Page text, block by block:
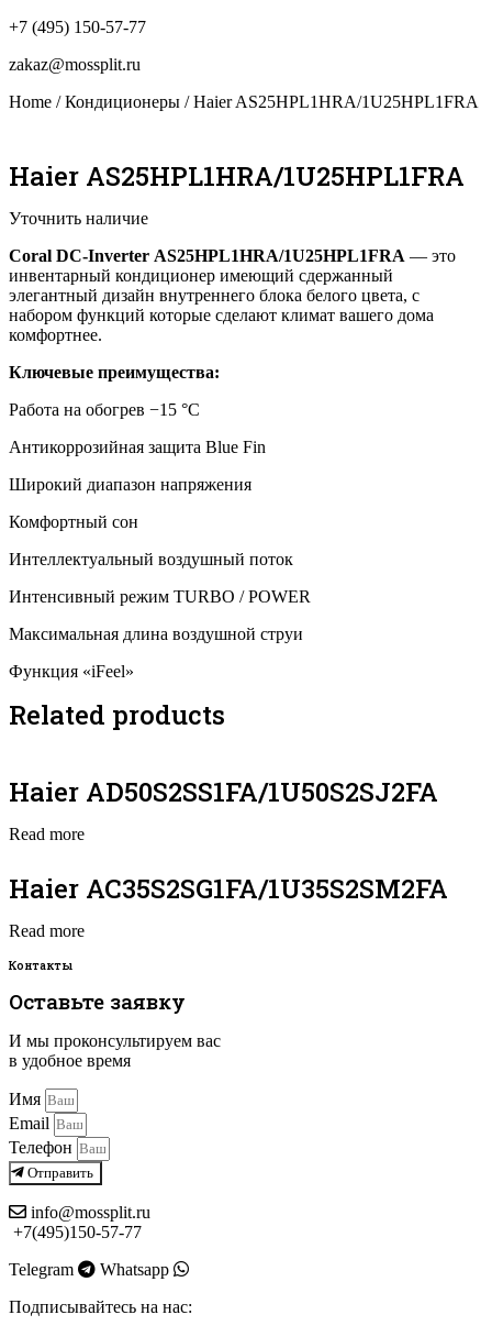
+7 (495) 150-57-77
zakaz@mossplit.ru
Home /Кондиционеры / Haier AS25HPL1HRA/1U25HPL1FRA
Haier AS25HPL1HRA/1U25HPL1FRA
Уточнить наличие
Coral DC-Inverter AS25HPL1HRA/1U25HPL1FRA — это
инвентарный кондиционер имеющий сдержанный
элегантный дизайн внутреннего блока белого цвета, с
набором функций которые сделают климат вашего дома
комфортнее.
Ключевые преимущества:
Работа на обогрев −15 °С
Антикоррозийная защита Blue Fin
Широкий диапазон напряжения
Комфортный сон
Интеллектуальный воздушный поток
Интенсивный режим TURBO / POWER
Максимальная длина воздушной струи
Функция «iFeel»
Related products
Haier AD50S2SS1FA/1U50S2SJ2FA
Read more
Haier AC35S2SG1FA/1U35S2SM2FA
Read more
Контакты
Оставьте заявку
И мы проконсультируем вас
в удобное время
Имя
Email
Телефон
Отправить
info@mossplit.ru
+7(495)150-57-77
Telegram
Whatsapp
Подписывайтесь на нас: